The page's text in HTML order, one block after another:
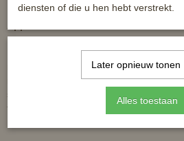
Een combinatie van een krachtige,
machine. Met de modernste techniek
mens en dier inspireren. Uniek aan dit
stabiele verbinding tussen scheerkop en
toerental van 2900 per minuut wordt het
diensten of die u hen hebt verstrekt.
Later opnieuw tonen
Alles toestaan